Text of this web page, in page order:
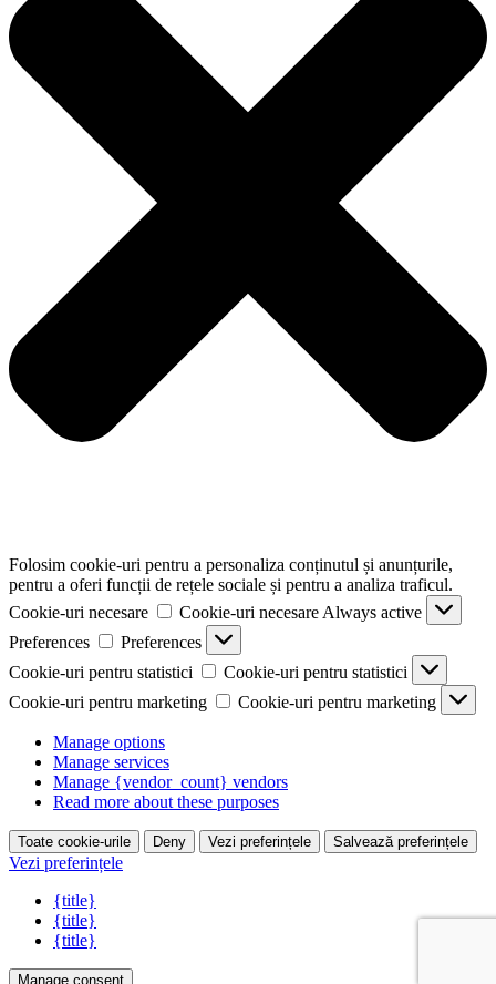
Folosim cookie-uri pentru a personaliza conținutul și anunțurile,
pentru a oferi funcții de rețele sociale și pentru a analiza traficul.
Cookie-uri necesare
Cookie-uri necesare Always active
Preferences
Preferences
Cookie-uri pentru statistici
Cookie-uri pentru statistici
Cookie-uri pentru marketing
Cookie-uri pentru marketing
Manage options
Manage services
Manage {vendor_count} vendors
Read more about these purposes
Toate cookie-urile Deny Vezi preferințele Salvează preferințele
Vezi preferințele
{title}
{title}
{title}
Manage consent